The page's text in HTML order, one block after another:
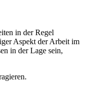
in der Regel
Aspekt der Arbeit im
in der Lage sein,